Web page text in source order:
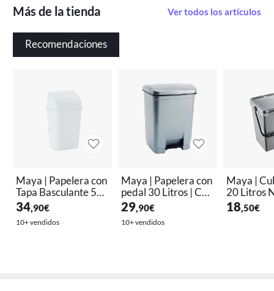
Más de la tienda Ver todos los artículos
Recomendaciones
Maya | Papelera con
Tapa Basculante 50
Litros | Ref 04146
34,90€
10+ vendidos
Maya | Papelera con
pedal 30 Litros | Col
or Gris | Ref 09089
29,90€
10+ vendidos
Maya |
20 Litros
o con Asa
| Color
18,50€